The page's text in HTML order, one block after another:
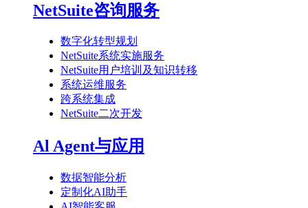
NetSuite咨询服务
数字化转型规划
NetSuite系统实施服务
NetSuite用户培训及知识转移
系统运维服务
跨系统集成
NetSuite二次开发
Al Agent与应用
数据智能分析
定制化AI助手